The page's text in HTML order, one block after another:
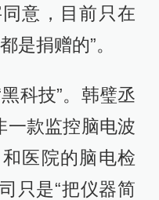
意，目前只在
是捐赠的”。
科技”。韩璧丞
一款监控脑电波
医院的脑电检
只是“把仪器简